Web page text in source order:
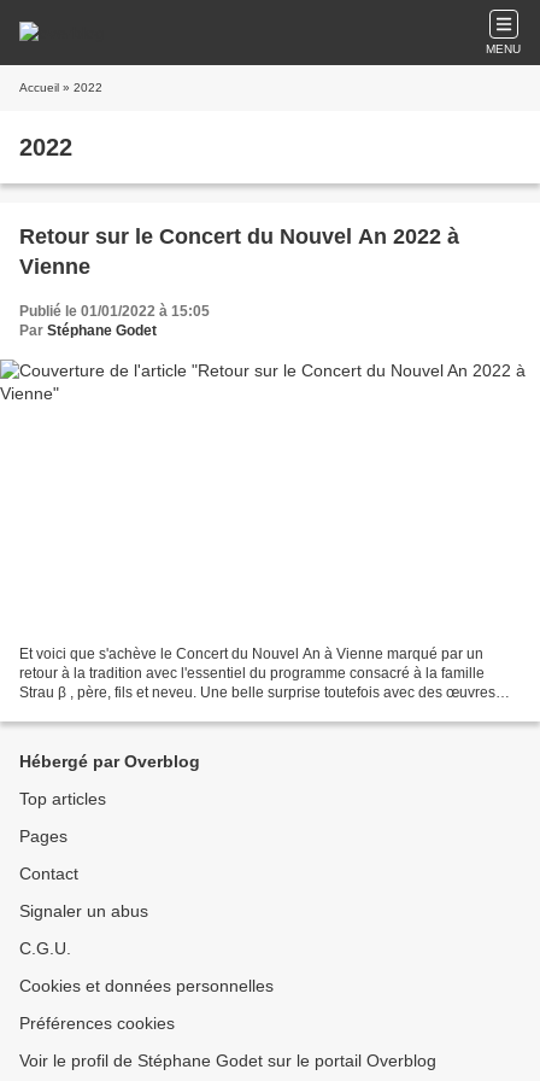
MENU
Accueil » 2022
2022
Retour sur le Concert du Nouvel An 2022 à
Vienne
Publié le 01/01/2022 à 15:05
Par Stéphane Godet
Et voici que s'achève le Concert du Nouvel An à Vienne marqué par un
retour à la tradition avec l'essentiel du programme consacré à la famille
Strau β , père, fils et neveu. Une belle surprise toutefois avec des œuvres
Hébergé par Overblog
Top articles
Pages
Contact
Signaler un abus
C.G.U.
Cookies et données personnelles
Préférences cookies
Voir le profil de Stéphane Godet sur le portail Overblog